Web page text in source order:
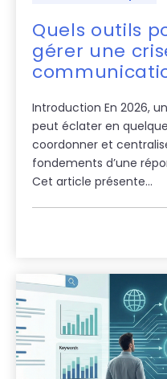
Quels outils
gérer une
Introduction En 2026,
peut éclater en
coordonner et
fondements d’une
Cet article présente...